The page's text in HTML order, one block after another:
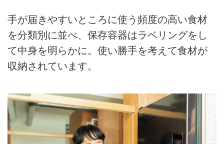
手が届きやすいところに使う頻度の高い食材
を分類別に並べ、保存容器はラベリングをし
て中身を明らかに。使い勝手を考えて食材が
収納されています。